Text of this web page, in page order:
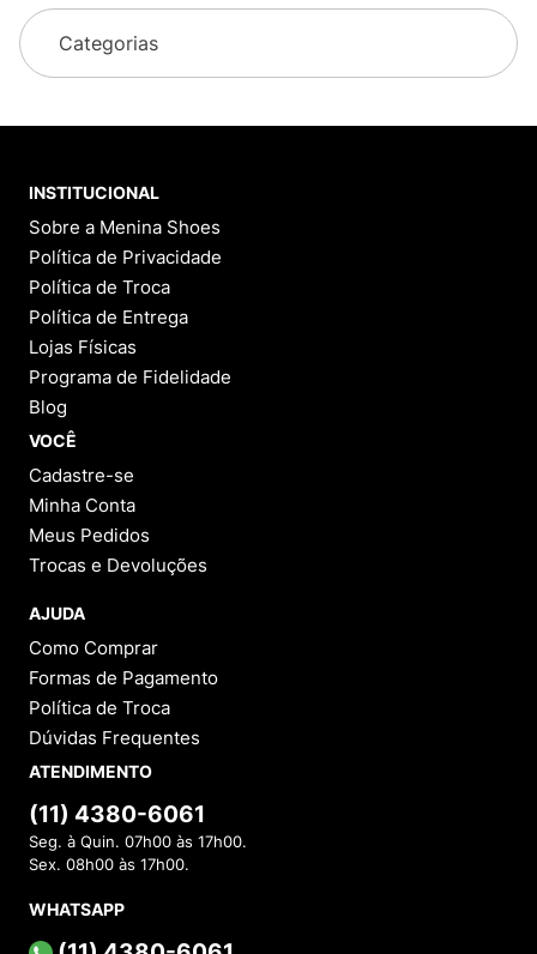
Categorias
INSTITUCIONAL
Sobre a Menina Shoes
Política de Privacidade
Política de Troca
Política de Entrega
Lojas Físicas
Programa de Fidelidade
Blog
VOCÊ
Cadastre-se
Minha Conta
Meus Pedidos
Trocas e Devoluções
AJUDA
Como Comprar
Formas de Pagamento
Política de Troca
Dúvidas Frequentes
ATENDIMENTO
(11) 4380-6061
Seg. à Quin. 07h00 às 17h00.
Sex. 08h00 às 17h00.
WHATSAPP